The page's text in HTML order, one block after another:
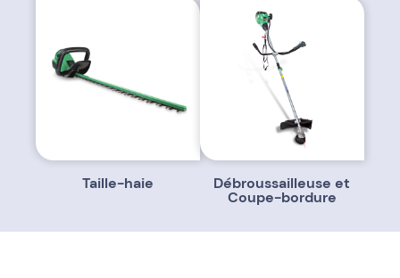
Taille-haie Débroussailleuse et
Coupe-bordure